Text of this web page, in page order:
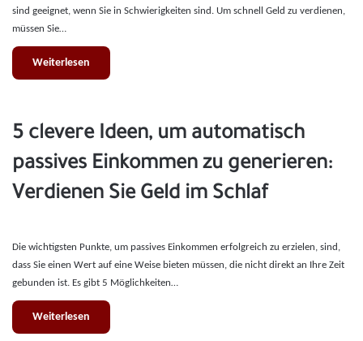
sind geeignet, wenn Sie in Schwierigkeiten sind. Um schnell Geld zu verdienen,
müssen Sie…
Weiterlesen
5 clevere Ideen, um automatisch
passives Einkommen zu generieren:
Verdienen Sie Geld im Schlaf
Die wichtigsten Punkte, um passives Einkommen erfolgreich zu erzielen, sind,
dass Sie einen Wert auf eine Weise bieten müssen, die nicht direkt an Ihre Zeit
gebunden ist. Es gibt 5 Möglichkeiten…
Weiterlesen